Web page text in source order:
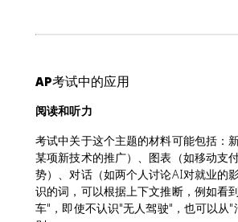
AP考试中的应用
阅读和听力
考试中关于这个主题的材料可能包括：
某项新技术的推广）、图表（如移动支
势）、对话（如两个人讨论AI对就业的
识的词，可以根据上下文推断，例如看
车"，即使不认识"无人驾驶"，也可以从"